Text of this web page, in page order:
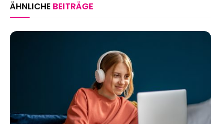
ÄHNLICHE BEITRÄGE